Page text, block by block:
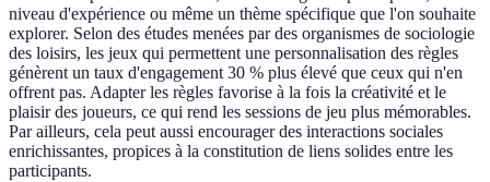
niveau d'expérience ou même un thème spécifique que l'on souhaite
explorer. Selon des études menées par des organismes de sociologie
des loisirs, les jeux qui permettent une personnalisation des règles
génèrent un taux d'engagement 30 % plus élevé que ceux qui n'en
offrent pas. Adapter les règles favorise à la fois la créativité et le
plaisir des joueurs, ce qui rend les sessions de jeu plus mémorables.
Par ailleurs, cela peut aussi encourager des interactions sociales
enrichissantes, propices à la constitution de liens solides entre les
participants.